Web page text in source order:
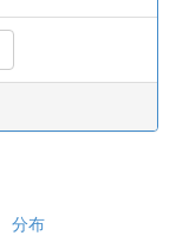
分布